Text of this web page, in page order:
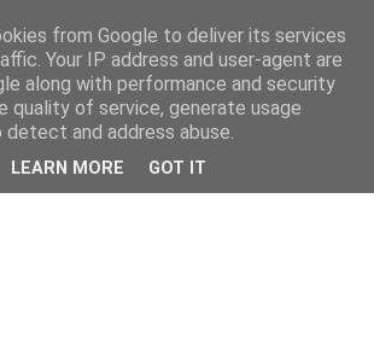
from Google to deliver its services
Your IP address and user-agent are
along with performance and security
quality of service, generate usage
and address abuse.
LEARN MORE GOT IT